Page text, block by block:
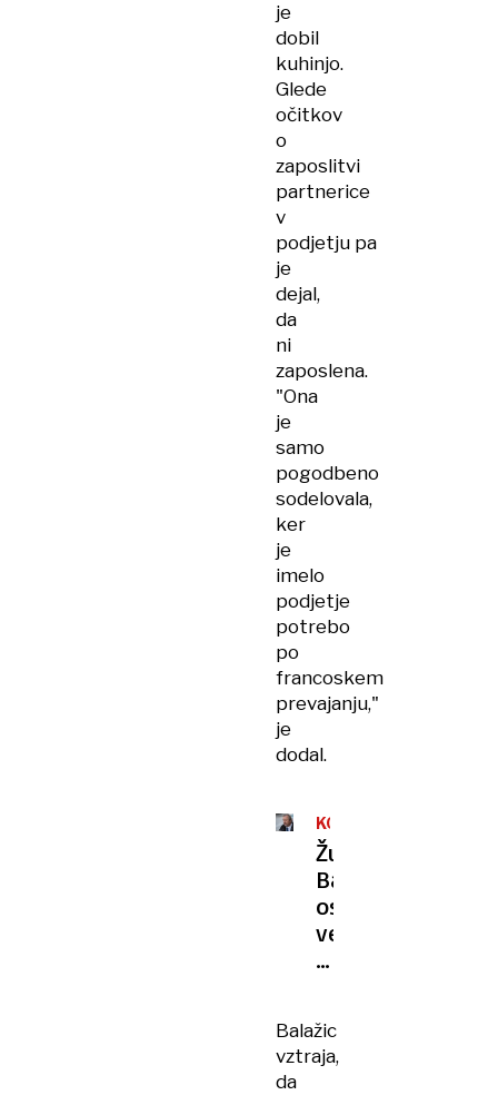
je
dobil
kuhinjo.
Glede
očitkov
o
zaposlitvi
partnerice
v
podjetju pa
je
dejal,
da
ni
zaposlena.
"Ona
je
samo
pogodbeno
sodelovala,
ker
je
imelo
podjetje
potrebo
po
francoskem
prevajanju,"
je
dodal.
KORUPCIJA
Župan
Balažic
osumljen
več
korupcijskih
mu
očitajo?
Balažic
vztraja,
da